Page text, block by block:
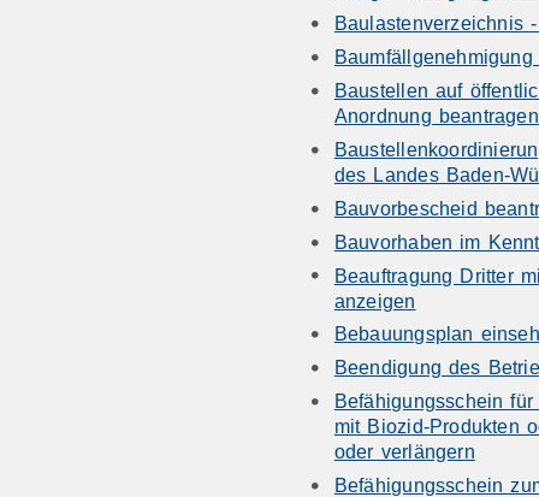
Baulastenverzeichnis
Baustellen auf
Anordnung beantragen
des Landes Baden-
Bauvorbescheid
Bauvorhaben im
Beauftragung Dritter
anzeigen
Bebauungsplan
Beendigung des
Befähigungsschein
mit Biozid-Produkten
oder verlängern
Befähigungsschein